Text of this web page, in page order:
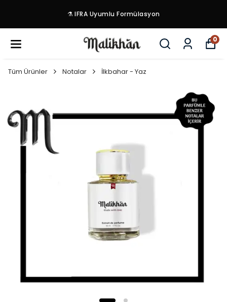
⚗️ IFRA Uyumlu Formülasyon
0
Tüm Ürünler Notalar İlkbahar - Yaz